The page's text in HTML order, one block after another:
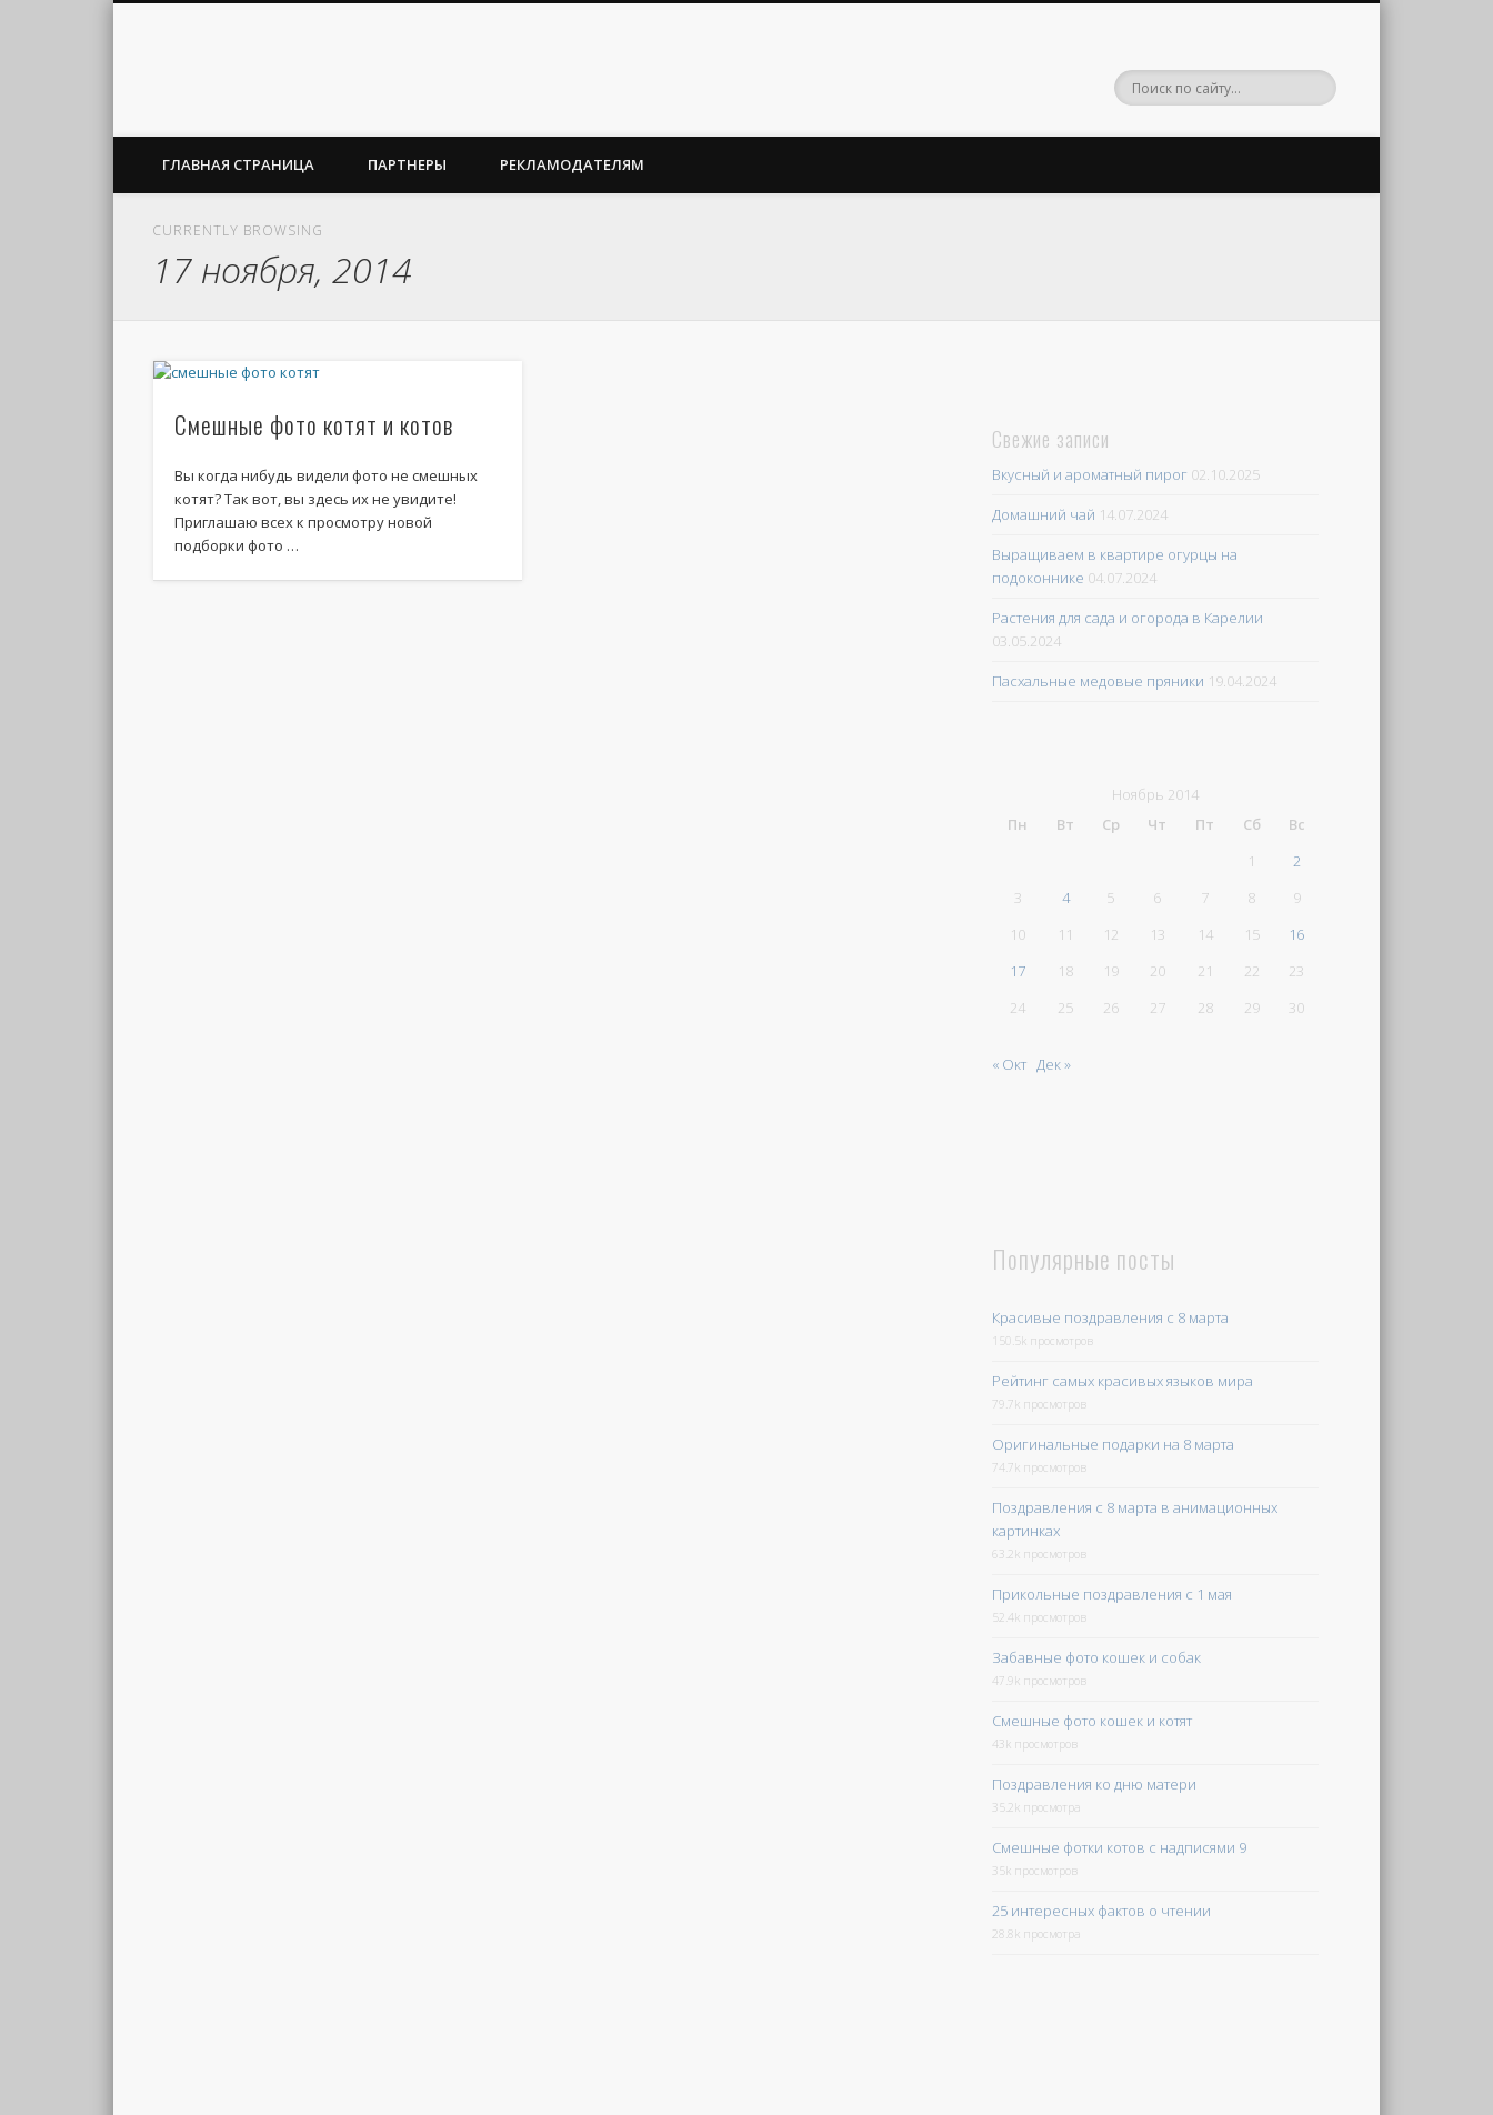
ГЛАВНАЯ СТРАНИЦА ПАРТНЕРЫ РЕКЛАМОДАТЕЛЯМ
CURRENTLY BROWSING
17 ноября, 2014
Смешные фото котят и котов
Вы когда нибудь видели фото не смешных
котят? Так вот, вы здесь их не увидите!
Приглашаю всех к просмотру новой
подборки фото …
Свежие записи
Вкусный и ароматный пирог 02.10.2025
Домашний чай 14.07.2024
Выращиваем в квартире огурцы на
подоконнике 04.07.2024
Растения для сада и огорода в Карелии
03.05.2024
Пасхальные медовые пряники 19.04.2024
Ноябрь 2014
Пн
Вт Ср Чт Пт Сб
Вс
1
2
3
4 5 6 7 8
9
10
11 12 13 14 15
16
17
18 19 20 21 22
23
24
25 26 27 28 29 30
« Окт Дек »
Популярные посты
Красивые поздравления с 8 марта
150.5k просмотров
Рейтинг самых красивых языков мира
79.7k просмотров
Оригинальные подарки на 8 марта
74.7k просмотров
Поздравления с 8 марта в анимационных
картинках
63.2k просмотров
Прикольные поздравления с 1 мая
52.4k просмотров
Забавные фото кошек и собак
47.9k просмотров
Смешные фото кошек и котят
43k просмотров
Поздравления ко дню матери
35.2k просмотра
Смешные фотки котов с надписями 9
35k просмотров
25 интересных фактов о чтении
28.8k просмотра